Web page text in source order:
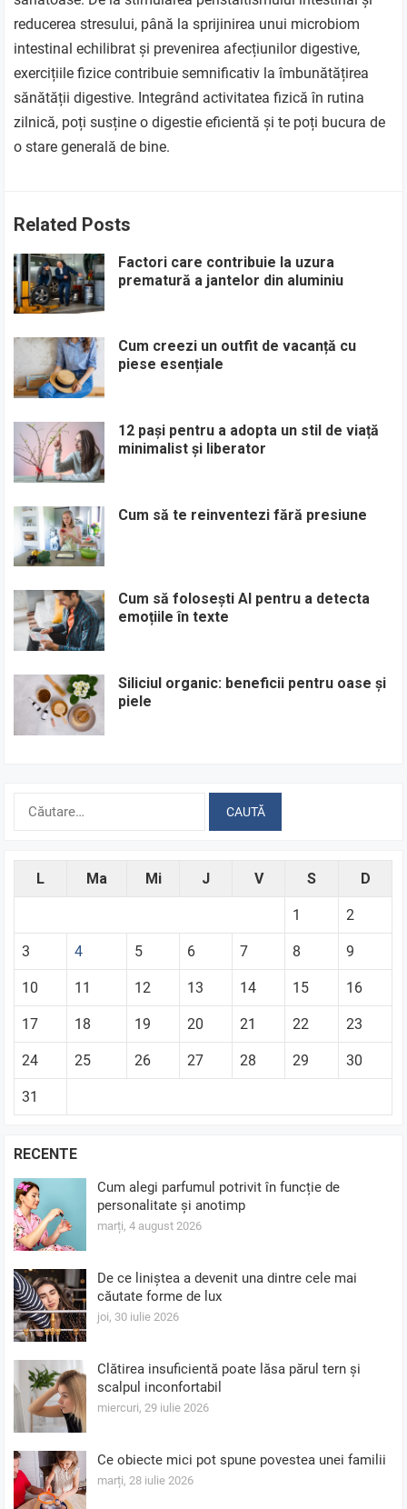
reducerea stresului, până la sprijinirea unui microbiom
intestinal echilibrat și prevenirea afecțiunilor digestive,
exercițiile fizice contribuie semnificativ la îmbunătățirea
sănătății digestive. Integrând activitatea fizică în rutina
zilnică, poți susține o digestie eficientă și te poți bucura de
o stare generală de bine.
Related Posts
Factori care contribuie la uzura
prematură a jantelor din aluminiu
Cum creezi un outfit de vacanță cu
piese esențiale
12 pași pentru a adopta un stil de viață
minimalist și liberator
Cum să te reinventezi fără presiune
Cum să folosești AI pentru a detecta
emoțiile în texte
Siliciul organic: beneficii pentru oase și
piele
L Ma Mi J V S D
1 2
3 4 5 6 7 8 9
10 11 12 13 14 15 16
17 18 19 20 21 22 23
24 25 26 27 28 29 30
31
RECENTE
Cum alegi parfumul potrivit în funcție de
personalitate și anotimp
marți, 4 august 2026
De ce liniștea a devenit una dintre cele mai
căutate forme de lux
joi, 30 iulie 2026
Clătirea insuficientă poate lăsa părul tern și
scalpul inconfortabil
miercuri, 29 iulie 2026
Ce obiecte mici pot spune povestea unei familii
marți, 28 iulie 2026